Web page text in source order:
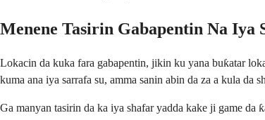
Menene Tasirin Gabapentin Na
Lokacin da kuka fara gabapentin, jikin ku yana buƙatar
kuma ana iya sarrafa su, amma sanin abin da za a kula da
Ga manyan tasirin da ka iya shafar yadda kake ji game da